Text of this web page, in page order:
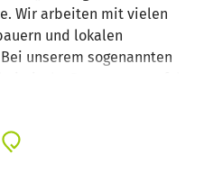
Wir arbeiten mit vielen
und lokalen
unserem sogenannten
z.B. Bohnen und
und